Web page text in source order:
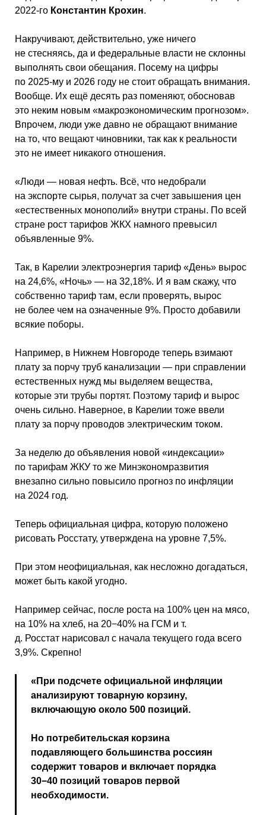
2022-го Константин Крохин.
Накручивают, действительно, уже ничего
не стесняясь, да и федеральные власти не склонны
выполнять свои обещания. Посему на цифры
по 2025-му и 2026 году не стоит обращать внимания.
Вообще. Их ещё десять раз поменяют, обосновав
это неким новым «макроэкономическим прогнозом».
Впрочем, люди уже давно не обращают внимание
на то, что вещают чиновники, так как к реальности
это не имеет никакого отношения.
«Люди — новая нефть. Всё, что недобрали
на экспорте сырья, получат за счет завышения цен
«естественных монополий» внутри страны. По всей
стране рост тарифов ЖКХ намного превысил
объявленные 9%.
Так, в Карелии электроэнергия тариф «День» вырос
на 24,6%, «Ночь» — на 32,18%. И я вам скажу, что
собственно тариф там, если проверять, вырос
не более чем на означенные 9%. Просто добавили
всякие поборы.
Например, в Нижнем Новгороде теперь взимают
плату за порчу труб канализации — при справлении
естественных нужд мы выделяем вещества,
которые эти трубы портят. Поэтому тариф и вырос
очень сильно. Наверное, в Карелии тоже ввели
плату за порчу проводов электрическим током.
За неделю до объявления новой «индексации»
по тарифам ЖКУ то же Минэкономразвития
внезапно сильно повысило прогноз по инфляции
на 2024 год.
Теперь официальная цифра, которую положено
рисовать Росстату, утверждена на уровне 7,5%.
При этом неофициальная, как несложно догадаться,
может быть какой угодно.
Например сейчас, после роста на 100% цен на мясо,
на 10% на хлеб, на 20−40% на ГСМ и т.
д. Росстат нарисовал с начала текущего года всего
3,9%. Скрепно!
«При подсчете официальной инфляции
анализируют товарную корзину,
включающую около 500 позиций.
Но потребительская корзина
подавляющего большинства россиян
содержит товаров и включает порядка
30−40 позиций товаров первой
необходимости.